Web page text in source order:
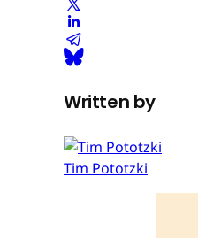
Written by
Tim Pototzki